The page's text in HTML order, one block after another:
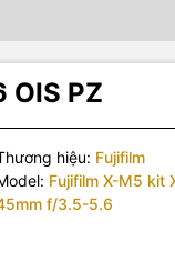
PZ
hiệu: Fujifilm
Fujifilm X-M5 kit
f/3.5-5.6